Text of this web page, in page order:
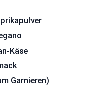
Käse
Garnieren)